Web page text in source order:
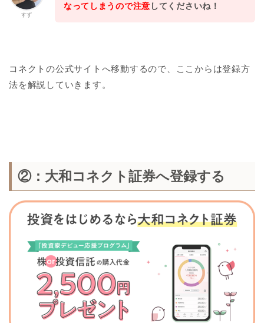
すず
なってしまうので注意 してくださいね！
コネクトの公式サイトへ移動するので、ここからは登録方
法を解説していきます。
②：大和コネクト証券へ登録する